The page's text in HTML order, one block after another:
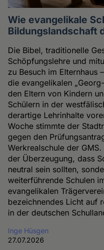
Wie evangelikale
Bildungslandschaft
Die Bibel, traditionelle
Schöpfungslehre und
zu Besuch im Elternhaus
die evangelikalen
den Eltern von Kindern
Schülern in der
derartige Lehrinhalte
Woche stimmte der
gegen den
Werkrealschule der
der Überzeugung, dass
neutral sein sollten,
weiterführende Schulen
evangelikalen
bezeichnendes Licht auf
in der deutschen
Inge Hüsgen
27.07.2026